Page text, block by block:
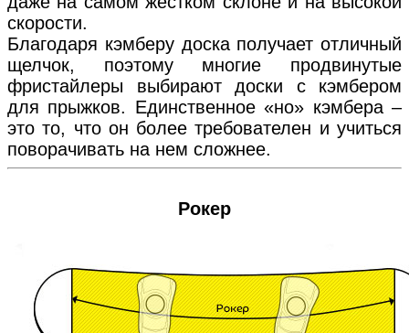
скорости.
Благодаря кэмберу доска получает отличный
щелчок, поэтому многие продвинутые
фристайлеры выбирают доски с кэмбером
для прыжков. Единственное «но» кэмбера –
это то, что он более требователен и учиться
поворачивать на нем сложнее.
Рокер